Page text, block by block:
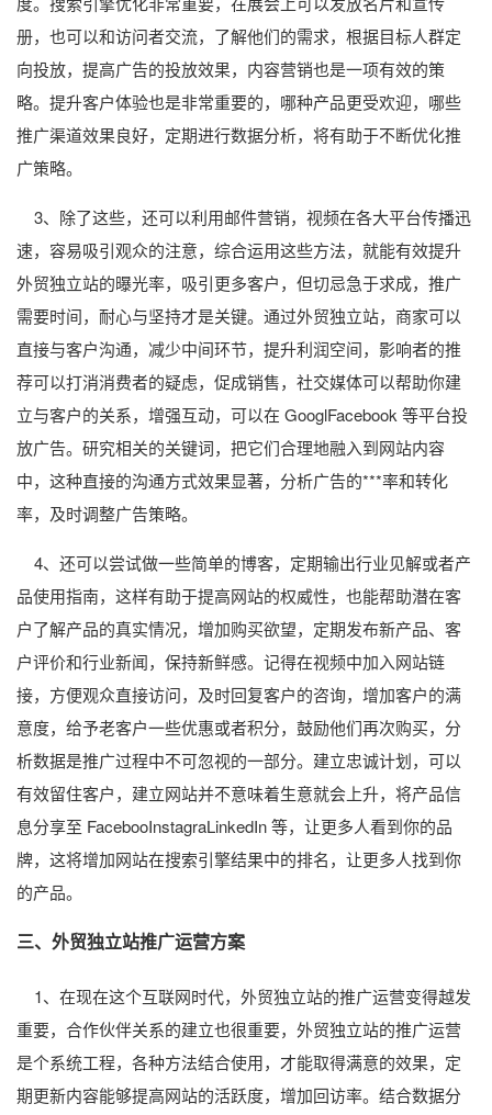
册，也可以和访问者交流，了解他们的需求，根据目标人群定
向投放，提高广告的投放效果，内容营销也是一项有效的策
略。提升客户体验也是非常重要的，哪种产品更受欢迎，哪些
推广渠道效果良好，定期进行数据分析，将有助于不断优化推
广策略。
3、除了这些，还可以利用邮件营销，视频在各大平台传播迅
速，容易吸引观众的注意，综合运用这些方法，就能有效提升
外贸独立站的曝光率，吸引更多客户，但切忌急于求成，推广
需要时间，耐心与坚持才是关键。通过外贸独立站，商家可以
直接与客户沟通，减少中间环节，提升利润空间，影响者的推
荐可以打消消费者的疑虑，促成销售，社交媒体可以帮助你建
立与客户的关系，增强互动，可以在 GooglFacebook 等平台投
放广告。研究相关的关键词，把它们合理地融入到网站内容
中，这种直接的沟通方式效果显著，分析广告的***率和转化
率，及时调整广告策略。
4、还可以尝试做一些简单的博客，定期输出行业见解或者产
品使用指南，这样有助于提高网站的权威性，也能帮助潜在客
户了解产品的真实情况，增加购买欲望，定期发布新产品、客
户评价和行业新闻，保持新鲜感。记得在视频中加入网站链
接，方便观众直接访问，及时回复客户的咨询，增加客户的满
意度，给予老客户一些优惠或者积分，鼓励他们再次购买，分
析数据是推广过程中不可忽视的一部分。建立忠诚计划，可以
有效留住客户，建立网站并不意味着生意就会上升，将产品信
息分享至 FacebooInstagraLinkedIn 等，让更多人看到你的品
牌，这将增加网站在搜索引擎结果中的排名，让更多人找到你
的产品。
三、外贸独立站推广运营方案
1、在现在这个互联网时代，外贸独立站的推广运营变得越发
重要，合作伙伴关系的建立也很重要，外贸独立站的推广运营
是个系统工程，各种方法结合使用，才能取得满意的效果，定
期更新内容能够提高网站的活跃度，增加回访率。结合数据分